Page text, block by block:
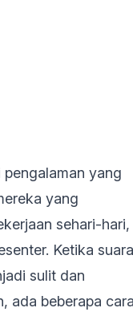
pengalaman yang
yang
sehari-hari,
Ketika suara
sulit dan
ada beberapa